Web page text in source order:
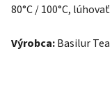
80°C /100°C,
Výrobca:Basilur